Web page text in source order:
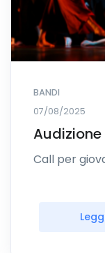
BANDI
07/08/2025
Audizione
Call per